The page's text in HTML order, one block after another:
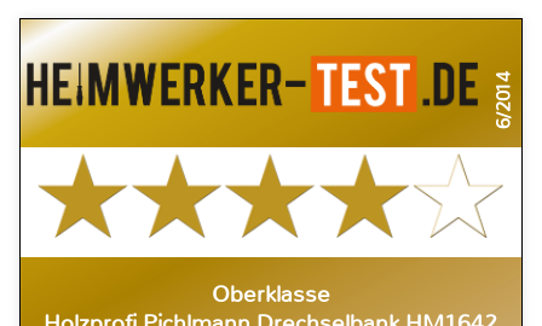
6/2014
Oberklasse